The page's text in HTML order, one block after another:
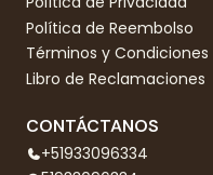
Política de Reembolso
Términos y Condiciones
Libro de Reclamaciones
CONTÁCTANOS
+51933096334